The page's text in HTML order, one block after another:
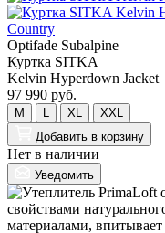
Optifade Subalpine
Куртка SITKA
Kelvin Hyperdown Jacket
97 990 руб.
M XL
XXL
Добавить в корзину
Нет в наличии
Уведомить